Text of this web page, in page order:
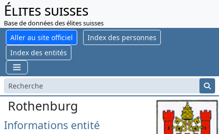
Élites suisses
Base de données des élites suisses
Aller au site officiel
Index des personnes
Index des entités
Rothenburg
Informations entité